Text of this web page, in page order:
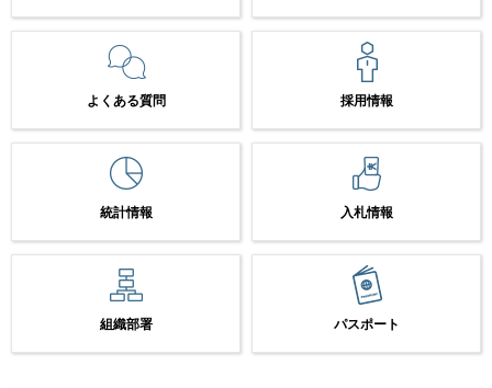
よくある質問 採用情報
統計情報 入札情報
組織部署 パスポート